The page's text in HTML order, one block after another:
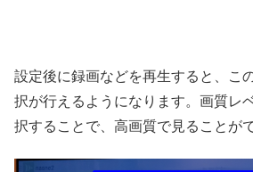
設定後に録画などを再生すると、こ
択が行えるようになります。画質レ
択することで、高画質で見ることが